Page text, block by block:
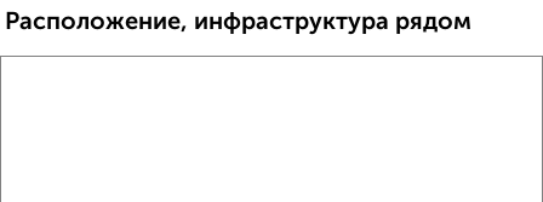
Расположение, инфраструктура рядом